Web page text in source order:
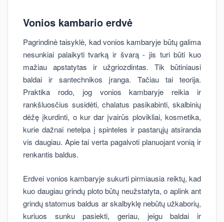
Vonios kambario erdvė
Pagrindinė taisyklė, kad vonios kambaryje būtų galima
nesunkiai palaikyti tvarką ir švarą - jis turi būti kuo
mažiau apstatytas ir užgriozdintas. Tik būtiniausi
baldai ir santechnikos įranga. Tačiau tai teorija.
Praktika rodo, jog vonios kambaryje reikia ir
rankšluosčius susidėti, chalatus pasikabinti, skalbinių
dėžę įkurdinti, o kur dar įvairūs plovikliai, kosmetika,
kurie dažnai netelpa į spinteles ir pastarųjų atsiranda
vis daugiau. Apie tai verta pagalvoti planuojant vonią ir
renkantis baldus.
Erdvei vonios kambaryje sukurti pirmiausia reiktų, kad
kuo daugiau grindų ploto būtų neužstatyta, o aplink ant
grindų statomus baldus ar skalbyklę nebūtų užkaborių,
kuriuos sunku pasiekti, geriau, jeigu baldai ir